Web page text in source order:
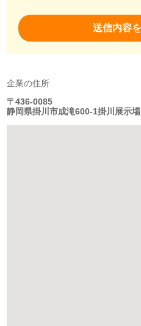
企業の住所
〒436-0085
静岡県掛川市成滝600-1掛川展示場